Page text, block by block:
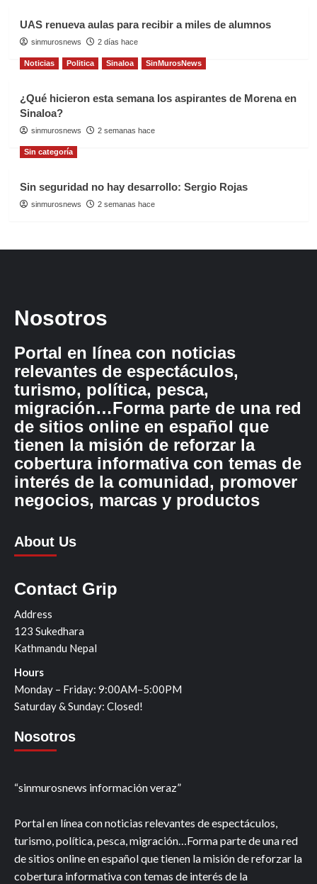
UAS renueva aulas para recibir a miles de alumnos
sinmurosnews 2 días hace
Noticias Politica Sinaloa SinMurosNews
¿Qué hicieron esta semana los aspirantes de Morena en
Sinaloa?
sinmurosnews 2 semanas hace
Sin categoría
Sin seguridad no hay desarrollo: Sergio Rojas
sinmurosnews 2 semanas hace
Nosotros
Portal en línea con noticias
relevantes de espectáculos,
turismo, política, pesca,
migración…Forma parte de una red
de sitios online en español que
tienen la misión de reforzar la
cobertura informativa con temas de
interés de la comunidad, promover
negocios, marcas y productos
About Us
Contact Grip
Address
123 Sukedhara
Kathmandu Nepal
Hours
Monday – Friday: 9:00AM–5:00PM
Saturday & Sunday: Closed!
Nosotros
“sinmurosnews información veraz”
Portal en línea con noticias relevantes de espectáculos,
turismo, política, pesca, migración…Forma parte de una red
de sitios online en español que tienen la misión de reforzar la
cobertura informativa con temas de interés de la